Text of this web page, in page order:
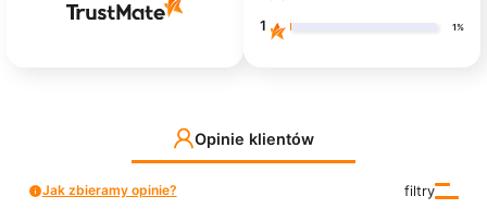
1 1%
Opinie klientów
filtry
Jak zbieramy opinie?